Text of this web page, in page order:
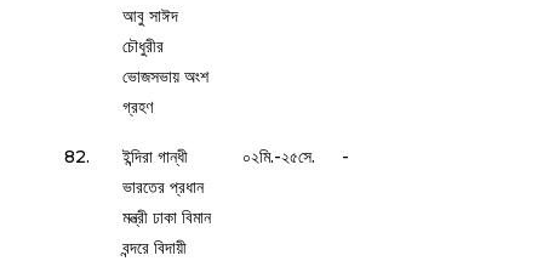
আবু সাঈদ
চৌধুরীর
ভোজসভায় অংশ
গ্রহণ
82.
ইন্দিরা গান্ধী
ভারতের প্রধান
মন্ত্রী ঢাকা বিমান
বন্দরে বিদায়ী
০২মি.-২৫সে. -